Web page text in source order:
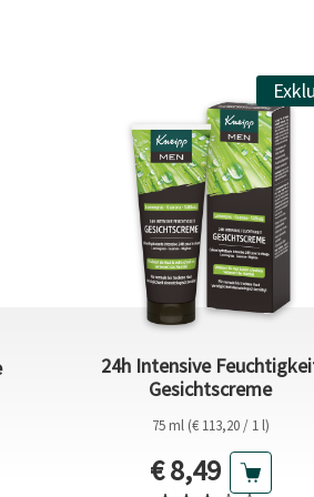
24h Intensive
Gesichtscreme
75 ml (€ 113,20 / 1 l)
Aktueller Preis
€ 8,49